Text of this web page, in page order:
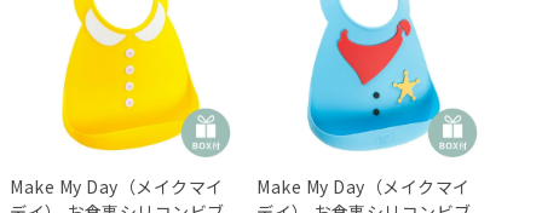
Make My Day（メイクマイ
Make My Day（メイクマイ